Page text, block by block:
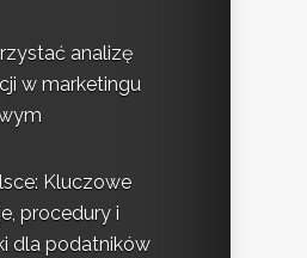
analizę
w marketingu
Kluczowe
procedury i
dla podatników